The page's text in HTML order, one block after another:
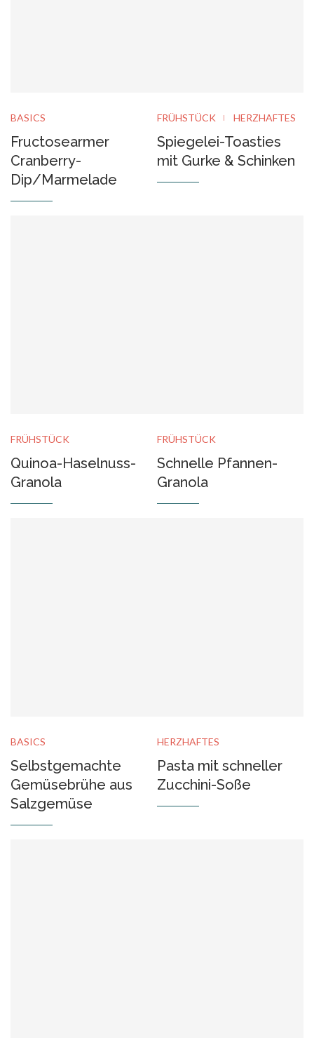
BASICS
Fructosearmer
Cranberry-
Dip/Marmelade
FRÜHSTÜCK HERZHAFTES
Spiegelei-Toasties
mit Gurke & Schinken
FRÜHSTÜCK
Quinoa-Haselnuss-
Granola
FRÜHSTÜCK
Schnelle Pfannen-
Granola
BASICS
Selbstgemachte
Gemüsebrühe aus
Salzgemüse
HERZHAFTES
Pasta mit schneller
Zucchini-Soße